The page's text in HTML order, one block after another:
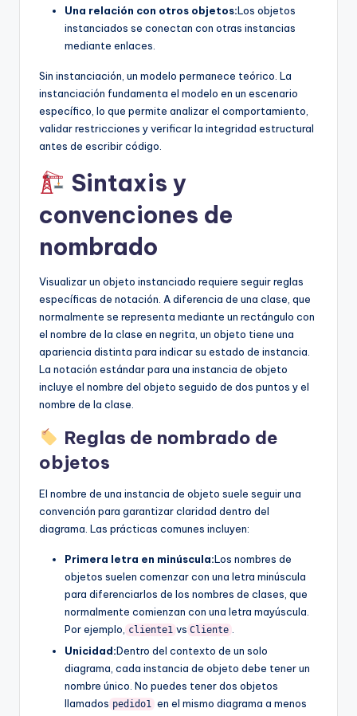
Una relación con otros objetos:Los objetos
instanciados se conectan con otras instancias
mediante enlaces.
Sin instanciación, un modelo permanece teórico. La
instanciación fundamenta el modelo en un escenario
específico, lo que permite analizar el comportamiento,
validar restricciones y verificar la integridad estructural
antes de escribir código.
Sintaxis y
convenciones de
nombrado
Visualizar un objeto instanciado requiere seguir reglas
específicas de notación. A diferencia de una clase, que
normalmente se representa mediante un rectángulo con
el nombre de la clase en negrita, un objeto tiene una
apariencia distinta para indicar su estado de instancia.
La notación estándar para una instancia de objeto
incluye el nombre del objeto seguido de dos puntos y el
nombre de la clase.
Reglas de nombrado de
objetos
El nombre de una instancia de objeto suele seguir una
convención para garantizar claridad dentro del
diagrama. Las prácticas comunes incluyen:
Primera letra en minúscula:Los nombres de
objetos suelen comenzar con una letra minúscula
para diferenciarlos de los nombres de clases, que
normalmente comienzan con una letra mayúscula.
Por ejemplo,
cliente1 vs Cliente
Unicidad:Dentro del contexto de un solo
diagrama, cada instancia de objeto debe tener un
nombre único. No puedes tener dos objetos
llamados pedido1 en el mismo diagrama a menos